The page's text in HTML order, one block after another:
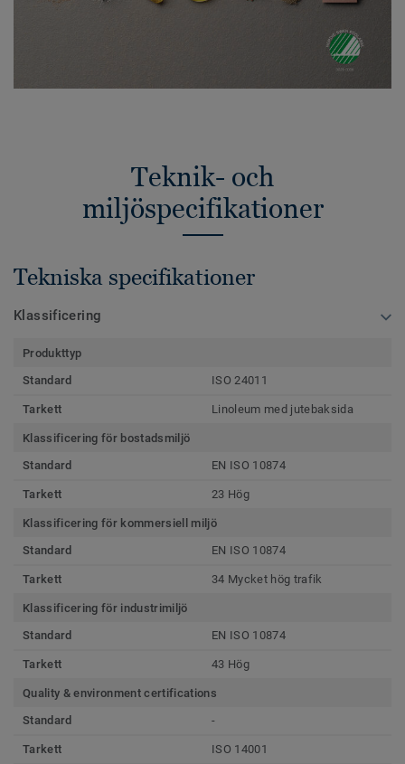
Teknik- och
miljöspecifikationer
Tekniska specifikationer
Klassificering
Produkttyp
Standard
ISO 24011
Tarkett Linoleum med jutebaksida
Klassificering för bostadsmiljö
Standard
EN ISO 10874
Tarkett 23 Hög
Klassificering för kommersiell miljö
Standard
EN ISO 10874
Tarkett 34 Mycket hög trafik
Klassificering för industrimiljö
Standard
EN ISO 10874
Tarkett 43 Hög
Quality & environment certifications
Standard
-
Tarkett ISO 14001